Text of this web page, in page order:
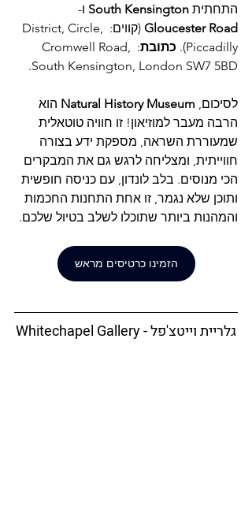
התחתית South Kensington ו-
Gloucester Road
(קווים: District, Circle,
Piccadilly).
כתובת
: Cromwell Road,
South Kensington, London SW7 5BD.
לסיכום, Natural History Museum הוא
הרבה מעבר למוזיאון! זו חוויה טוטאלית
שמעוררת השראה, מספקת ידע בצורה
חווייתית, ומצליחה לרגש גם את המבקרים
הכי מנוסים. בלב לונדון, עם כניסה חופשית
ותוכן שלא נגמר, זו אחת התחנות החכמות
והמהנות ביותר שתוכלו לשלב בטיול שלכם.
הזמינו כרטיסים מראש
Whitechapel Gallery - גלריית וייטצ'פל